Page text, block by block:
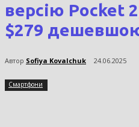
версію Pocket
$279 дешевшою
Автор Sofiya Kovalchuk 24.06.2025
Смартфони